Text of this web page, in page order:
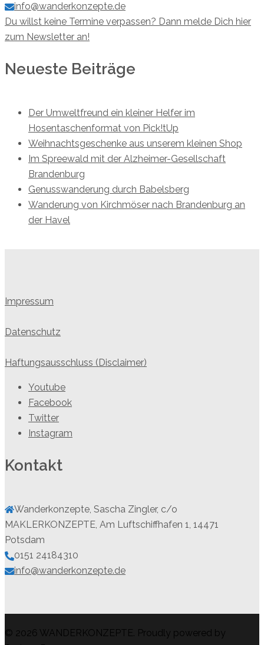
info@wanderkonzepte.de
Du willst keine Termine verpassen? Dann melde Dich hier
zum Newsletter an!
Neueste Beiträge
Der Umweltfreund ein kleiner Helfer im
Hosentaschenformat von Pick!tUp
Weihnachtsgeschenke aus unserem kleinen Shop
Im Spreewald mit der Alzheimer-Gesellschaft
Brandenburg
Genusswanderung durch Babelsberg
Wanderung von Kirchmöser nach Brandenburg an
der Havel
Impressum
Datenschutz
Haftungsausschluss (Disclaimer)
Youtube
Facebook
Twitter
Instagram
Kontakt
Wanderkonzepte, Sascha Zingler, c/o
MAKLERKONZEPTE, Am Luftschiffhafen 1, 14471
Potsdam
0151 24184310
info@wanderkonzepte.de
© 2026 WANDERKONZEPTE. Proudly powered by